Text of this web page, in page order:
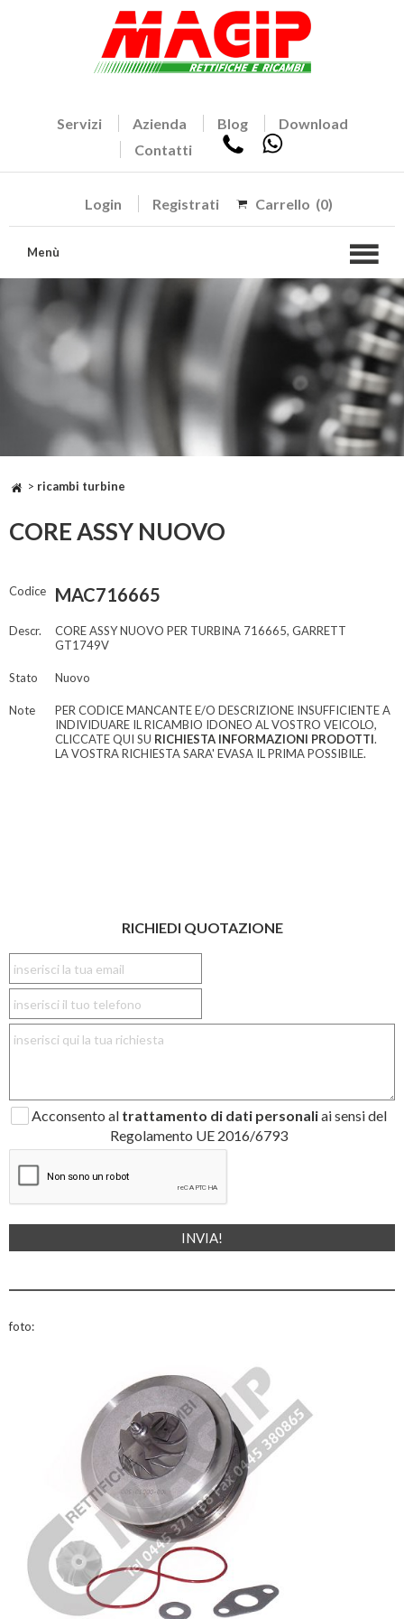
Servizi Azienda Blog
Download
Contatti
Login Registrati Carrello (0)
Menù
> ricambi turbine
CORE ASSY NUOVO
Codice MAC716665
Descr.
CORE ASSY NUOVO PER TURBINA 716665, GARRETT
GT1749V
Stato Nuovo
Note
PER CODICE MANCANTE E/O DESCRIZIONE INSUFFICIENTE A
INDIVIDUARE IL RICAMBIO IDONEO AL VOSTRO VEICOLO,
CLICCATE QUI SU RICHIESTA INFORMAZIONI PRODOTTI.
LA VOSTRA RICHIESTA SARA' EVASA IL PRIMA POSSIBILE.
RICHIEDI QUOTAZIONE
Acconsento al trattamento di dati personaliai sensi del
Regolamento UE 2016/6793
foto: